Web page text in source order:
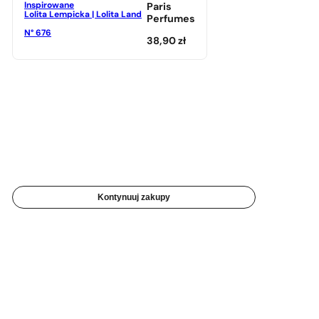
Inspirowane
Lolita Lempicka | Lolita Land
N° 676
Paris
Perfumes
38,90zł
Kontynuuj zakupy